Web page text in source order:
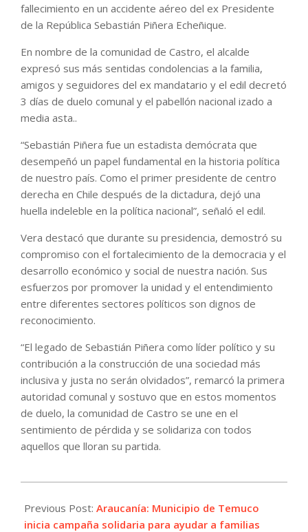
fallecimiento en un accidente aéreo del ex Presidente
de la República Sebastián Piñera Echeñique.
En nombre de la comunidad de Castro, el alcalde
expresó sus más sentidas condolencias a la familia,
amigos y seguidores del ex mandatario y el edil decretó
3 días de duelo comunal y el pabellón nacional izado a
media asta..
“Sebastián Piñera fue un estadista demócrata que
desempeñó un papel fundamental en la historia política
de nuestro país. Como el primer presidente de centro
derecha en Chile después de la dictadura, dejó una
huella indeleble en la política nacional”, señaló el edil.
Vera destacó que durante su presidencia, demostró su
compromiso con el fortalecimiento de la democracia y el
desarrollo económico y social de nuestra nación. Sus
esfuerzos por promover la unidad y el entendimiento
entre diferentes sectores políticos son dignos de
reconocimiento.
“El legado de Sebastián Piñera como líder político y su
contribución a la construcción de una sociedad más
inclusiva y justa no serán olvidados”, remarcó la primera
autoridad comunal y sostuvo que en estos momentos
de duelo, la comunidad de Castro se une en el
sentimiento de pérdida y se solidariza con todos
aquellos que lloran su partida.
02-
07
Previous Post: Araucanía: Municipio de Temuco
inicia campaña solidaria para ayudar a familias